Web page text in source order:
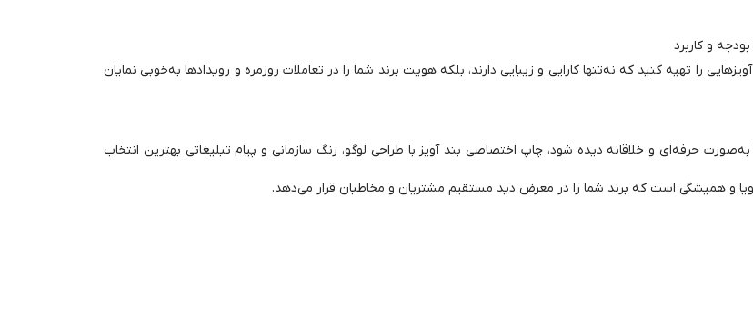
و کاربرد
را تهیه کنید که نه‌تنها کارایی و زیبایی دارند، بلکه هویت برند شما را در تعاملات روزمره و رویدادها به‌خوبی نمایان
به‌صورت حرفه‌ای و خلاقانه دیده شود، چاپ اختصاصی بند آویز با طراحی لوگو، رنگ سازمانی و پیام تبلیغاتی بهترین انتخاب
پویا و همیشگی است که برند شما را در معرض دید مستقیم مشتریان و مخاطبان قرار می‌دهد.